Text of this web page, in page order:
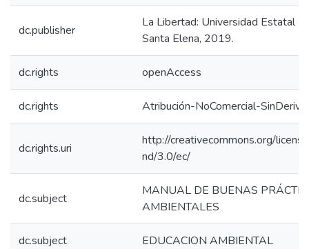
dc.publisher
La Libertad: Universidad Estatal
Santa Elena, 2019.
dc.rights openAccess
dc.rights Atribución-NoComercial-
dc.rights.uri
http://creativecommons.org/
nd/3.0/ec/
dc.subject
MANUAL DE BUENAS
AMBIENTALES
dc.subject EDUCACION AMBIENTAL